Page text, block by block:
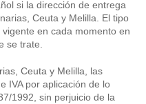
si la dirección de entrega
Ceuta y Melilla. El tipo
en cada momento en
se trate.
Ceuta y Melilla, las
IVA por aplicación de lo
1992, sin perjuicio de la